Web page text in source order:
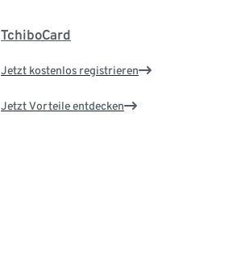
TchiboCard
Jetzt kostenlos registrieren
Jetzt Vorteile entdecken